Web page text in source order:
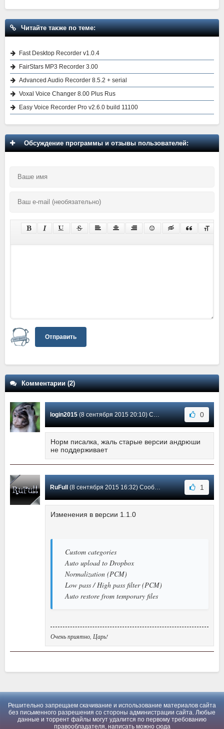
Читайте также по теме:
Fast Desktop Recorder v1.0.4
FairStars MP3 Recorder 3.00
Advanced Audio Recorder 8.5.2 + serial
Voxal Voice Changer 8.00 Plus Rus
Easy Voice Recorder Pro v2.6.0 build 11100
Обсуждение программы и отзывы пользователей:
Отправить
Комментарии (2)
login2015(8 сентября 2015 20:10) Сообщение #2 0
Норм писалка, жаль старые версии андрюши
не поддерживает
RuFull(8 сентября 2015 16:32) Сообщение #1 1
Изменения в версии 1.1.0
Custom categories
Auto upload to Dropbox
Normalization (PCM)
Low pass / High pass filter (PCM)
Auto restore from temporary files
Очень приятно, Царь!
Решительно запрещаем скачивание и использование материалов сайта
без письменного разрешения со стороны администрации сайта. Любые
данные и торрент файлы могут удалится по первому требованию
правообладателя, написать можно сюда